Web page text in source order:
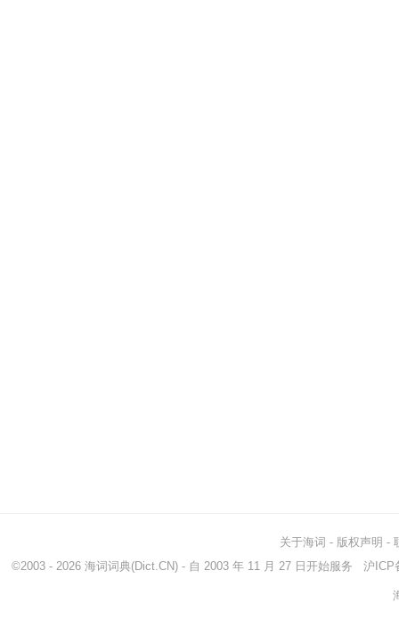
关于海词 - 版权声明 -
©2003 - 2026 海词词典(Dict.CN) - 自 2003 年 11 月 27 日开始服务 沪ICP